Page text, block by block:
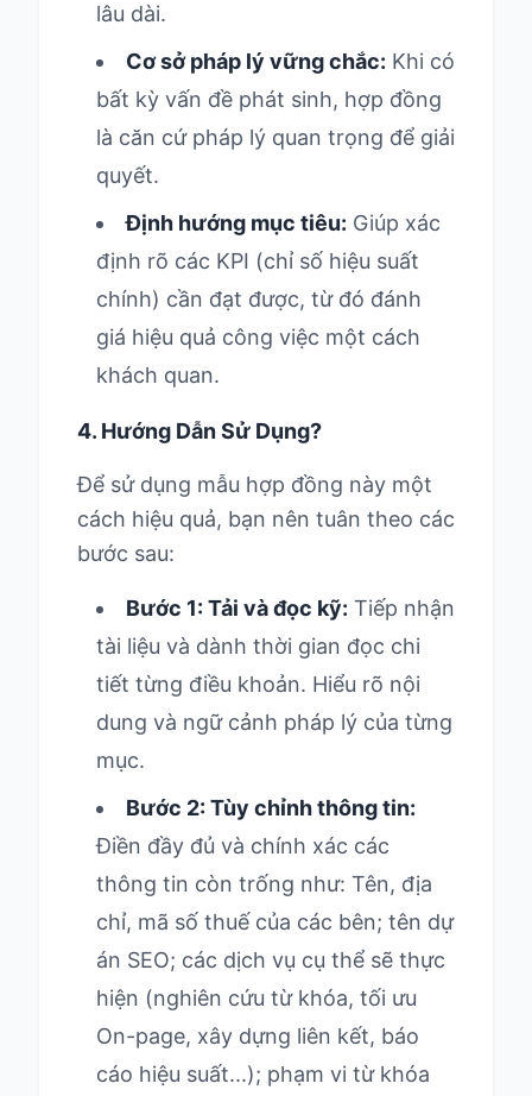
lâu dài.
Cơ sở pháp lý vững chắc: Khi có
bất kỳ vấn đề phát sinh, hợp đồng
là căn cứ pháp lý quan trọng để giải
quyết.
Định hướng mục tiêu: Giúp xác
định rõ các KPI (chỉ số hiệu suất
chính) cần đạt được, từ đó đánh
giá hiệu quả công việc một cách
khách quan.
4. Hướng Dẫn Sử Dụng?
Để sử dụng mẫu hợp đồng này một
cách hiệu quả, bạn nên tuân theo các
bước sau:
Bước 1: Tải và đọc kỹ: Tiếp nhận
tài liệu và dành thời gian đọc chi
tiết từng điều khoản. Hiểu rõ nội
dung và ngữ cảnh pháp lý của từng
mục.
Bước 2: Tùy chỉnh thông tin:
Điền đầy đủ và chính xác các
thông tin còn trống như: Tên, địa
chỉ, mã số thuế của các bên; tên dự
án SEO; các dịch vụ cụ thể sẽ thực
hiện (nghiên cứu từ khóa, tối ưu
On-page, xây dựng liên kết, báo
cáo hiệu suất...); phạm vi từ khóa